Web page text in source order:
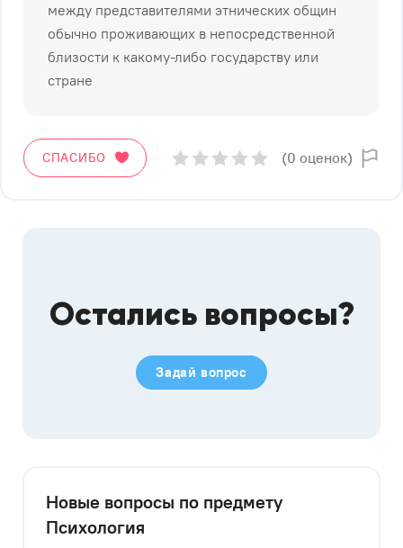
между представителями этнических общин
обычно проживающих в непосредственной
близости к какому-либо государству или
стране
СПАСИБО (0 оценок)
Остались вопросы?
Задай вопрос
Новые вопросы по предмету
Психология